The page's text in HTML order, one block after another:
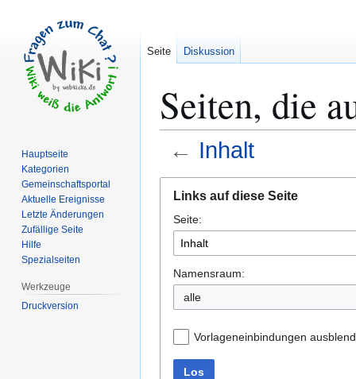
Seiten, die
← Inhalt
Navigation
springen
Suche
springen
Links auf diese Seite
Seite:
Namensraum:
alle
Vorlageneinbindungen
Los
Seite Diskussion
Hauptseite
Kategorien
Gemeinschafts­portal
Aktuelle Ereignisse
Letzte Änderungen
Zufällige Seite
Hilfe
Spezialseiten
Werkzeuge
Druckversion